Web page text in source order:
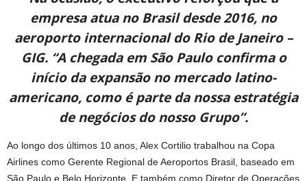
empresa atua no Brasil desde 2016, no
aeroporto internacional do Rio de Janeiro –
GIG. “A chegada em São Paulo confirma o
início da expansão no mercado latino-
americano, como é parte da nossa estratégia
de negócios do nosso Grupo”.
Ao longo dos últimos 10 anos, Alex Cortilio trabalhou na Copa
Airlines como Gerente Regional de Aeroportos Brasil, baseado em
São Paulo e Belo Horizonte. E também como Diretor de Operações